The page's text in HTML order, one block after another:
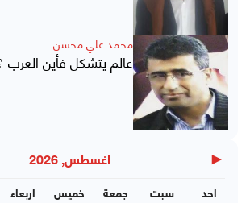
محمد علي محسن
عالم يتشكل فأين العرب
◀ اغسطس, 2026
اربعاء خميس جمعة سبت احد